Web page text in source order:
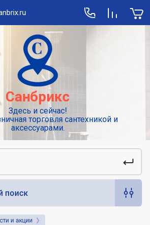
погружные сушилки
особенности
бумаги
Санбрикс
Здесь и сейчас!
торговля сантехникой и
аксессуарами.
поиск
и акции